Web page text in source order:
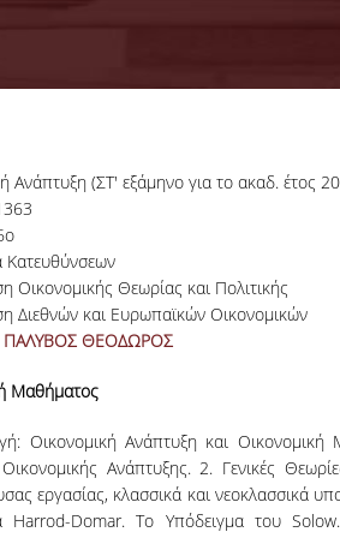
Ανάπτυξη (ΣΤ' εξάμηνο για το ακαδ. έτος
Οικονομικής Θεωρίας και Πολιτικής
Διεθνών και Ευρωπαϊκών Οικονομικών
ΠΑΛΥΒΟΣ ΘΕΟΔΩΡΟΣ
Μαθήματος
Οικονομική Ανάπτυξη και
Ανάπτυξης. 2. Γενικές
εργασίας, κλασσικά και νεοκλασσικά
Harrod-Domar. Το Υπόδειγμα του